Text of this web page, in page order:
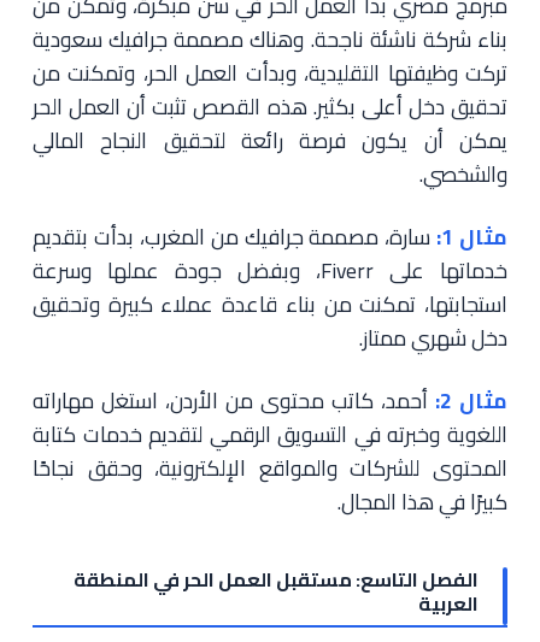
بناء شركة ناشئة ناجحة. وهناك مصممة جرافيك سعودية
تركت وظيفتها التقليدية، وبدأت العمل الحر، وتمكنت من
تحقيق دخل أعلى بكثير. هذه القصص تثبت أن العمل الحر
يمكن أن يكون فرصة رائعة لتحقيق النجاح المالي
والشخصي.
مثال 1:
سارة، مصممة جرافيك من المغرب، بدأت بتقديم
خدماتها على Fiverr، وبفضل جودة عملها وسرعة
استجابتها، تمكنت من بناء قاعدة عملاء كبيرة وتحقيق
دخل شهري ممتاز.
مثال 2:
أحمد، كاتب محتوى من الأردن، استغل مهاراته
اللغوية وخبرته في التسويق الرقمي لتقديم خدمات كتابة
المحتوى للشركات والمواقع الإلكترونية، وحقق نجاحًا
كبيرًا في هذا المجال.
الفصل التاسع: مستقبل العمل الحر في المنطقة
العربية